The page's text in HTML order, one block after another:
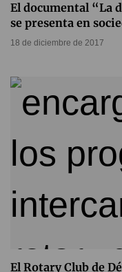
El documental “La
se presenta en
18 de diciembre de 2017
El Rotary Club de